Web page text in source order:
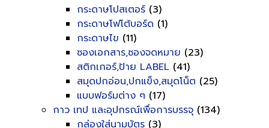
กระดาษโปสเตอร์ (3)
กระดาษโฟโต้บอร์ด (1)
กระดาษไข (11)
ซองเอกสาร,ซองจดหมาย (23)
สติกเกอร์,ป้าย LABEL (41)
สมุดปกอ่อน,ปกแข็ง,สมุดโน็ต (25)
แบบฟอร์มต่าง ๆ (17)
กาว เทป และอุปกรณ์เพื่อการบรรจุ (134)
กล่องใส่นามบัตร (3)